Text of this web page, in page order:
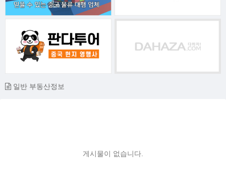
일반 부동산정보
게시물이 없습니다.